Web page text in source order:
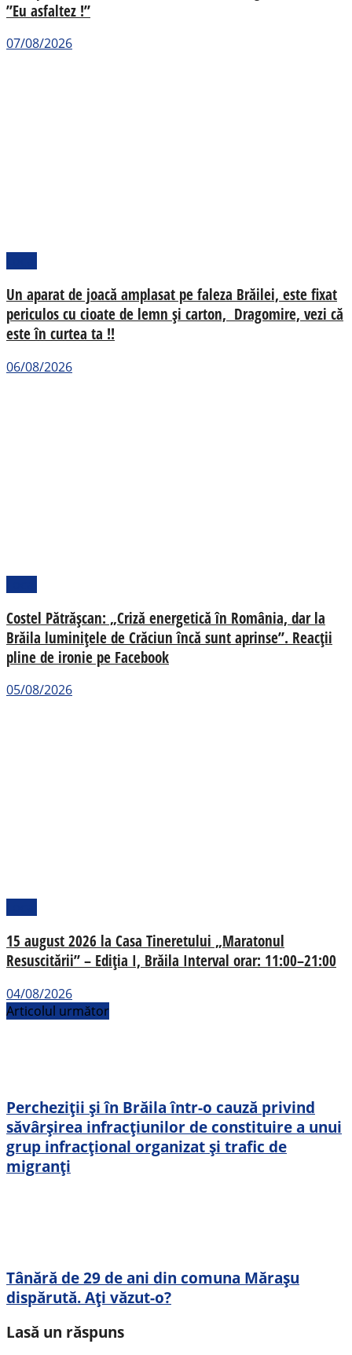
”Eu asfaltez !”
07/08/2026
Un aparat de joacă amplasat pe faleza Brăilei, este fixat
periculos cu cioate de lemn și carton, Dragomire, vezi că
este în curtea ta !!
06/08/2026
Costel Pătrășcan: „Criză energetică în România, dar la
Brăila luminițele de Crăciun încă sunt aprinse”. Reacții
pline de ironie pe Facebook
05/08/2026
15 august 2026 la Casa Tineretului „Maratonul
Resuscitării” – Ediția I, Brăila Interval orar: 11:00–21:00
04/08/2026
Articolul următor
Percheziții și în Brăila într-o cauză privind
săvârșirea infracțiunilor de constituire a unui
grup infracțional organizat și trafic de
migranți
Tânără de 29 de ani din comuna Mărașu
dispărută. Ați văzut-o?
Lasă un răspuns